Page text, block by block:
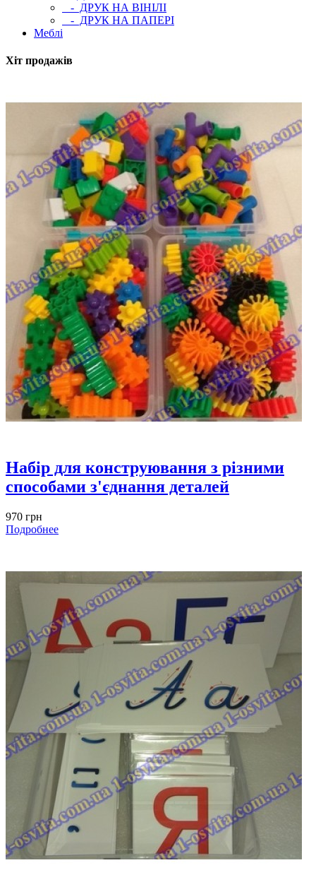
- ДРУК НА ВІНІЛІ
- ДРУК НА ПАПЕРІ
Меблі
Хіт продажів
Набір для конструювання з різними
способами з'єднання деталей
970 грн
Подробнее